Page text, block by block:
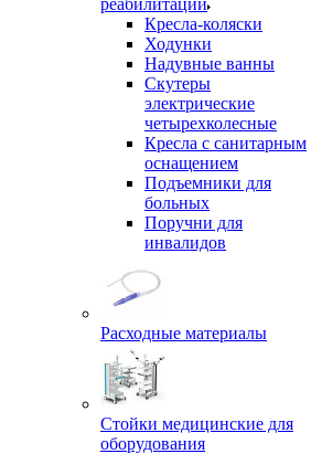
реабилитации
Кресла-коляски
Ходунки
Надувные ванны
Скутеры
электрические
четырехколесные
Кресла с санитарным
оснащением
Подъемники для
больных
Поручни для
инвалидов
Расходные материалы
Стойки медицинские для
оборудования